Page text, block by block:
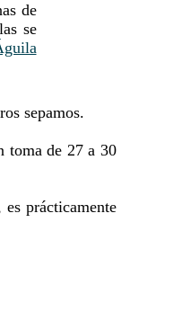
de
se
sepamos.
toma de 27 a 30
prácticamente